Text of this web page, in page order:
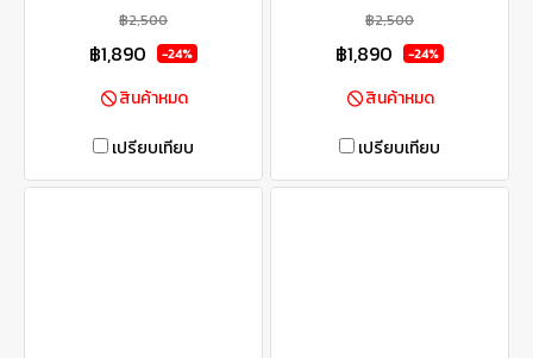
฿2,500
฿1,890 -24%
สินค้าหมด
เปรียบเทียบ
฿2,500
฿1,890 -24%
สินค้าหมด
เปรียบเทียบ